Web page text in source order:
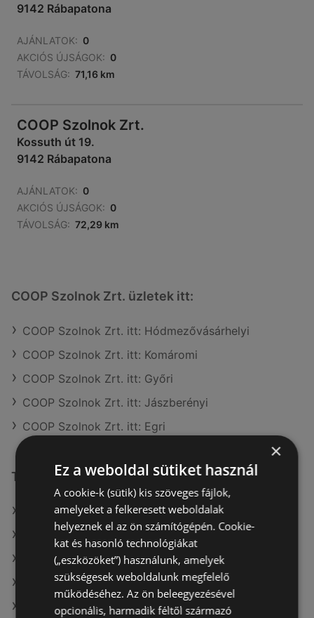
9142 Rábapatona
AJÁNLATOK: 0
AKCIÓS ÚJSÁGOK: 0
TÁVOLSÁG: 71,16 km
COOP Szolnok Zrt.
Kossuth út 19.
9142 Rábapatona
AJÁNLATOK: 0
AKCIÓS ÚJSÁGOK: 0
TÁVOLSÁG: 72,29 km
COOP Szolnok Zrt. üzletek itt:
COOP Szolnok Zrt. itt: Hódmezővásárhelyi
COOP Szolnok Zrt. itt: Komáromi
COOP Szolnok Zrt. itt: Győri
COOP Szolnok Zrt. itt: Jászberényi
COOP Szolnok Zrt. itt: Egri
További linkek
A(z) COOP Szolnok Zrt. ajánlatai
A(z) Privát ajánlatai
A(z) Reál ajánlatai
A(z) ALDI aktuális akciós újságjai
A(z) Auchan aktuális akciós újságjai
×
Ez a weboldal sütiket használ
A cookie-k (sütik) kis szöveges fájlok,
amelyeket a felkeresett weboldalak
helyeznek el az ön számítógépén. Cookie-
kat és hasonló technológiákat
(„eszközöket”) használunk, amelyek
szükségesek weboldalunk megfelelő
működéséhez. Az ön beleegyezésével
opcionális, harmadik féltől származó